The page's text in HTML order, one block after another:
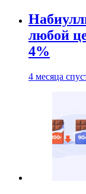
любой
4%
4 месяца